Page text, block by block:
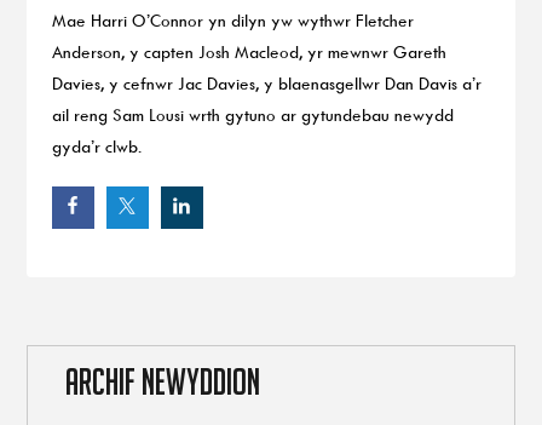
Mae Harri O’Connor yn dilyn yw wythwr Fletcher
Anderson, y capten Josh Macleod, yr mewnwr Gareth
Davies, y cefnwr Jac Davies, y blaenasgellwr Dan Davis a’r
ail reng Sam Lousi wrth gytuno ar gytundebau newydd
gyda’r clwb.
ARCHIF NEWYDDION